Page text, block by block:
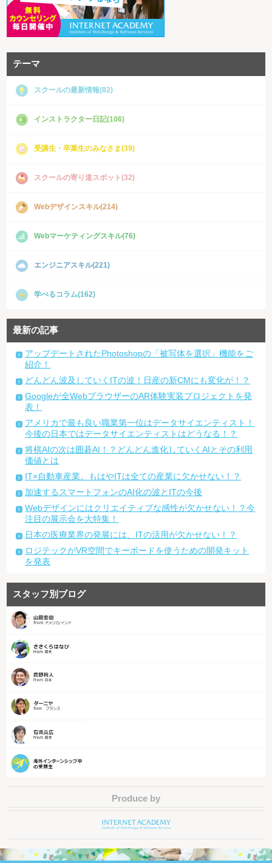
テーマ
スクールの最新情報(82)
インストラクター日記(106)
受講生・卒業生のみなさま(39)
スクールの寄り道スポット(32)
Webデザインスキル(214)
Webマーケティングスキル(76)
エンジニアスキル(221)
学べるコラム(162)
最新の記事
アップデートされたPhotoshopの「被写体を選択」機能をご
紹介！
どんどん波及していくITの波！日産の新CMにも変化が！？
Googleが全WebブラウザーのAR体験実装プロジェクトを発
表！
アメリカで最も良い職業第一位はデータサイエンティスト！
今後の日本ではデータサイエンティストはどうなる！？
将棋AIの次は囲碁AI！？どんどん進化していくAIとその利用
価値とは
IT×自動車産業。もはやITは全ての産業に欠かせない！？
加速するスマートフォンのAI化の波とITの今後
Webデザインにはクリエイティブな感性が欠かせない！？今
注目の展示会を大特集！
日本の医療業界の発展には、ITの活用が欠かせない！？
ロジテックがVR空間でキーボードを使うための開発キット
を発表
スタッフ別ブログ
Produce by